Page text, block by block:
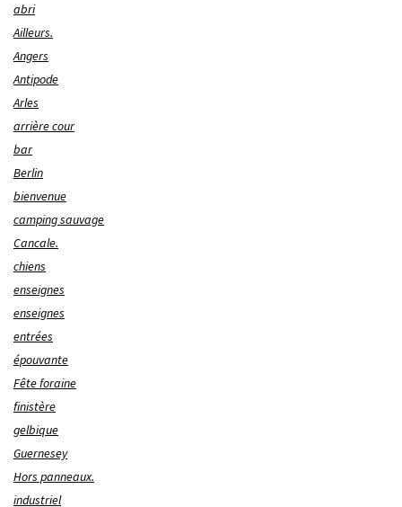
abri
Ailleurs.
Angers
Antipode
Arles
arrière cour
bar
Berlin
bienvenue
camping sauvage
Cancale.
chiens
enseignes
enseignes
entrées
épouvante
Fête foraine
finistère
gelbique
Guernesey
Hors panneaux.
industriel